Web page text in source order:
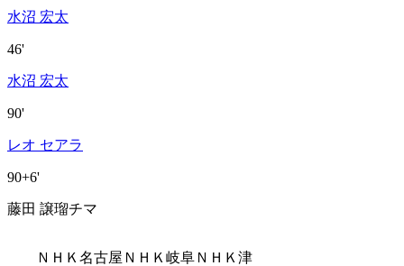
水沼 宏太
46'
水沼 宏太
90'
レオ セアラ
90+6'
藤田 譲瑠チマ
ＮＨＫ名古屋 ＮＨＫ岐阜 ＮＨＫ津